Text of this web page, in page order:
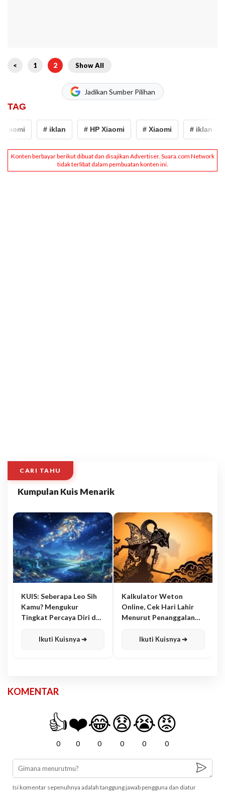
< 1 2 Show All
Jadikan Sumber Pilihan
TAG
# iklan # HP Xiaomi # Xiaomi # iklan
CARI TAHU
Kumpulan Kuis Menarik
KUIS: Seberapa Leo Sih
Kamu? Mengukur
Tingkat Percaya Diri dan
Ikuti Kuisnya ➔
Kalkulator Weton
Online, Cek Hari Lahir
Menurut Penanggalan
Ikuti Kuisnya ➔
KOMENTAR
👍
0
❤️
0
😂
0
😧
0
😭
0
😡
0
Isi komentar sepenuhnya adalah tanggung jawab pengguna dan diatur